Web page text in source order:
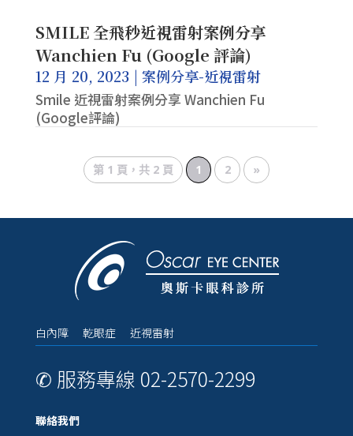
SMILE 全飛秒近視雷射案例分享
Wanchien Fu (Google 評論)
12 月 20, 2023| 案例分享-近視雷射
Smile 近視雷射案例分享 Wanchien Fu
(Google評論)
第 1 頁，共 2 頁 1 2 »
白內障 乾眼症 近視雷射
✆ 服務專線 02-2570-2299
聯絡我們